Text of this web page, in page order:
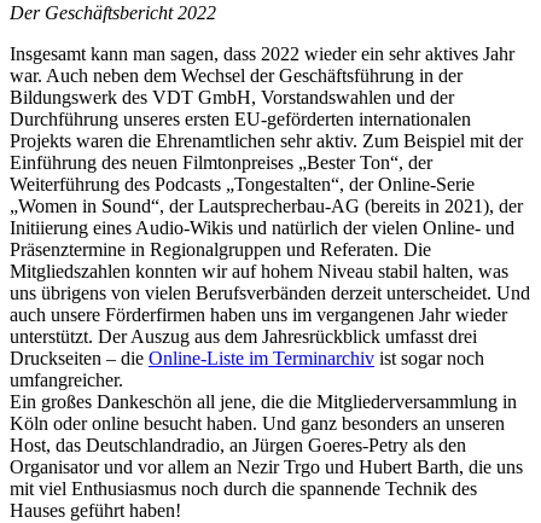
Der Geschäftsbericht 2022
Insgesamt kann man sagen, dass 2022 wieder ein sehr aktives Jahr
war. Auch neben dem Wechsel der Geschäftsführung in der
Bildungswerk des VDT GmbH, Vorstandswahlen und der
Durchführung unseres ersten EU-geförderten internationalen
Projekts waren die Ehrenamtlichen sehr aktiv. Zum Beispiel mit der
Einführung des neuen Filmtonpreises „Bester Ton“, der
Weiterführung des Podcasts „Tongestalten“, der Online-Serie
„Women in Sound“, der Lautsprecherbau-AG (bereits in 2021), der
Initiierung eines Audio-Wikis und natürlich der vielen Online- und
Präsenztermine in Regionalgruppen und Referaten. Die
Mitgliedszahlen konnten wir auf hohem Niveau stabil halten, was
uns übrigens von vielen Berufsverbänden derzeit unterscheidet. Und
auch unsere Förderfirmen haben uns im vergangenen Jahr wieder
unterstützt. Der Auszug aus dem Jahresrückblick umfasst drei
Druckseiten – die Online-Liste im Terminarchiv ist sogar noch
umfangreicher.
Ein großes Dankeschön all jene, die die Mitgliederversammlung in
Köln oder online besucht haben. Und ganz besonders an unseren
Host, das Deutschlandradio, an Jürgen Goeres-Petry als den
Organisator und vor allem an Nezir Trgo und Hubert Barth, die uns
mit viel Enthusiasmus noch durch die spannende Technik des
Hauses geführt haben!